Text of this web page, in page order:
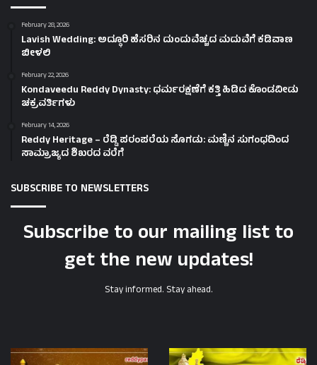
February 28, 2026
Lavish Wedding: ಅದ್ಧೂರಿ ಹೆಸರಿನ ದುಂದುವೆಚ್ಚದ ಮದುವೆಗೆ ಕಡಿವಾಣ
ಬೀಳಲಿ
February 22, 2026
Kondaveedu Reddy Dynasty: ಧರ್ಮರಕ್ಷಣೆಗೆ ಕತ್ತಿ ಹಿಡಿದ ಕೊಂಡವೀಡು
ಚಕ್ರವರ್ತಿಗಳು
February 14, 2026
Reddy Heritage – ರೆಡ್ಡಿ ಪರಂಪರೆಯ ಸೊಗಡು: ಮಣ್ಣಿನ ಸುಗಂಧದಿಂದ
ಸಾಮ್ರಾಜ್ಯದ ಶಿಖರದ ವರೆಗೆ
SUBSCRIBE TO NEWSLETTERS
Subscribe to our mailing list to
get the new updates!
Stay informed. Stay ahead.
Reddy
Reddy